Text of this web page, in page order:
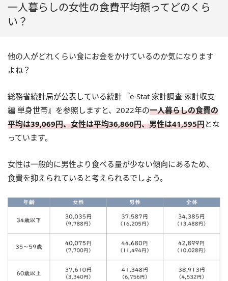
一人暮らしの女性の食費平均額ってどのくら
い？
他の人がどれくらい食にお金をかけているのか気になります
よね？
総務省統計局が公表している統計『e-Stat 家計調査 家計収支
編 単身世帯』を参照しますと、2022年の一人暮らしの食費の
平均は39,069円、女性は平均36,860円、男性は41,595円とな
っています。
女性は一般的に男性より食べる量が少ない傾向にあるため、
食費を抑えられていると考えられるでしょう。